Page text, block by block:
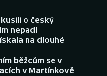
o český
nepadl
na dlouhé
běžcům se v
v Martínkově